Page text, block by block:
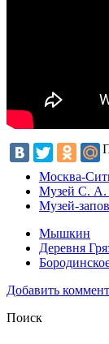
Москва-
Музей С. А.
Музей-
Мышкин
Деревня
Добавить
Поиск